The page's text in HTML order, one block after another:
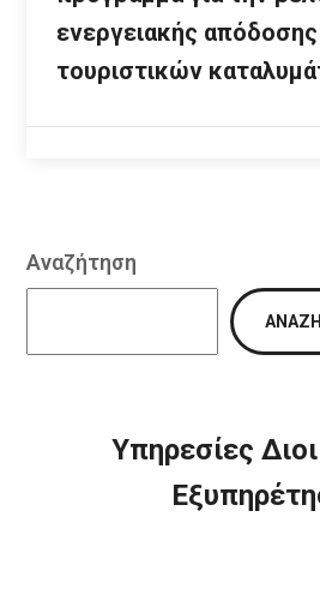
ενεργειακής
τουριστικών
Αναζήτηση
Υπηρεσίες